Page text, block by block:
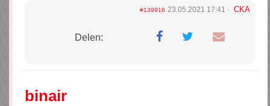
#139916 23.05.2021 17:41 CKA
Delen:
binair